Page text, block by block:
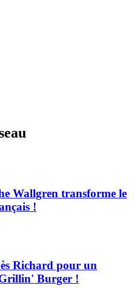
Wallgren transforme le
!
Richard pour un
Burger !